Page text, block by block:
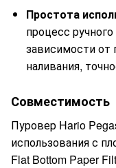
Простота
процесс
зависимости от
наливания,
Совместимость
Пуровер Hario
использования с
Flat Bottom Paper